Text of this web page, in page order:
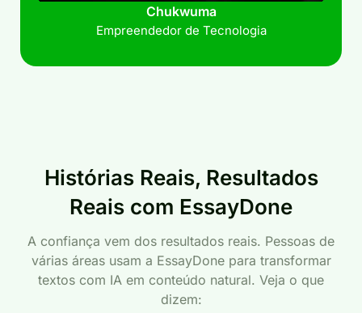
Chukwuma
Empreendedor de Tecnologia
Histórias Reais, Resultados
Reais com EssayDone
A confiança vem dos resultados reais. Pessoas de
várias áreas usam a EssayDone para transformar
textos com IA em conteúdo natural. Veja o que
dizem: